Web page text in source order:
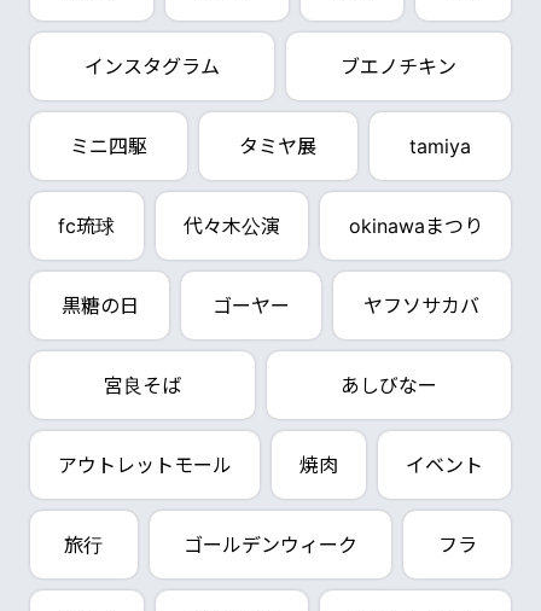
インスタグラム ブエノチキン
ミニ四駆 タミヤ展 tamiya
fc琉球 代々木公演 okinawaまつり
黒糖の日 ゴーヤー ヤフソサカバ
宮良そば あしびなー
アウトレットモール 焼肉 イベント
旅行 ゴールデンウィーク フラ